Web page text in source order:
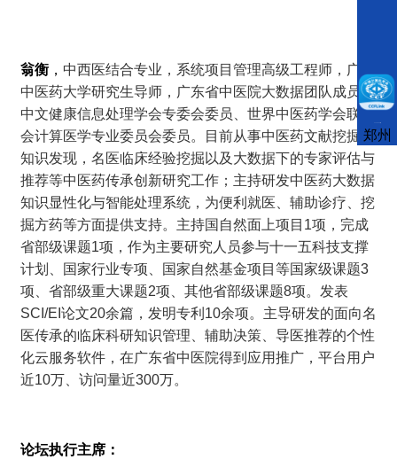
翁衡 ， 中西医结合专业，系统项目管理高级工程师，广州
中医药大学研究生导师，广东省中医院大数据团队成员。
中文健康信息处理学会专委会委员、世界中医药学会联合
会计算医学专业委员会委员。目前从事中医药文献挖掘与
知识发现，名医临床经验挖掘以及大数据下的专家评估与
推荐等中医药传承创新研究工作；主持研发中医药大数据
知识显性化与智能处理系统，为便利就医、辅助诊疗、挖
掘方药等方面提供支持。主持国自然面上项目1项，完成
省部级课题1项，作为主要研究人员参与十一五科技支撑
计划、国家行业专项、国家自然基金项目等国家级课题3
项、省部级重大课题2项、其他省部级课题8项。发表
SCI/EI论文20余篇，发明专利10余项。主导研发的面向名
医传承的临床科研知识管理、辅助决策、导医推荐的个性
化云服务软件，在广东省中医院得到应用推广，平台用户
近10万、访问量近300万。
论坛执行主席：
郑州